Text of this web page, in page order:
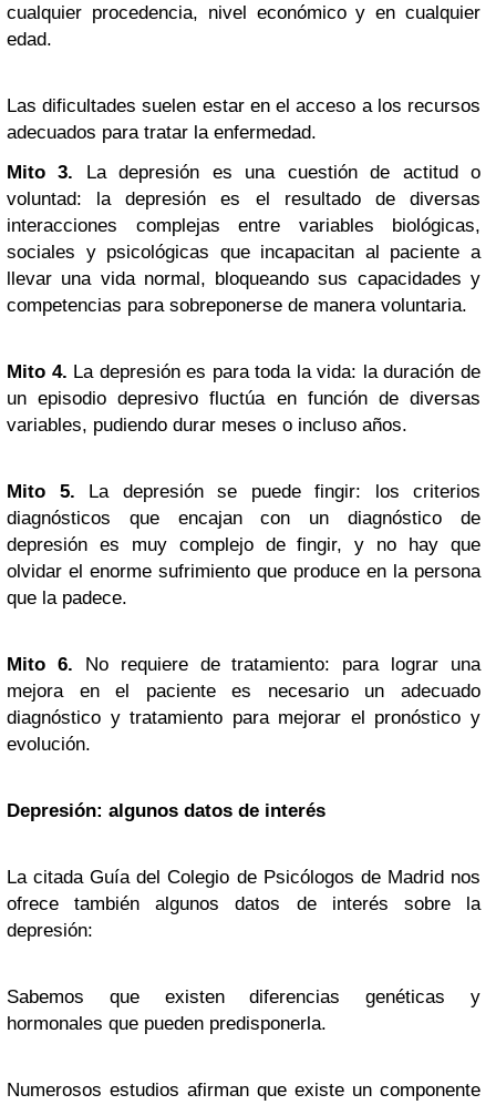
cualquier procedencia, nivel económico y en cualquier
edad.
Las dificultades suelen estar en el acceso a los recursos
adecuados para tratar la enfermedad.
Mito 3. La depresión es una cuestión de actitud o
voluntad: la depresión es el resultado de diversas
interacciones complejas entre variables biológicas,
sociales y psicológicas que incapacitan al paciente a
llevar una vida normal, bloqueando sus capacidades y
competencias para sobreponerse de manera voluntaria.
Mito 4. La depresión es para toda la vida: la duración de
un episodio depresivo fluctúa en función de diversas
variables, pudiendo durar meses o incluso años.
Mito 5. La depresión se puede fingir: los criterios
diagnósticos que encajan con un diagnóstico de
depresión es muy complejo de fingir, y no hay que
olvidar el enorme sufrimiento que produce en la persona
que la padece.
Mito 6. No requiere de tratamiento: para lograr una
mejora en el paciente es necesario un adecuado
diagnóstico y tratamiento para mejorar el pronóstico y
evolución.
Depresión: algunos datos de interés
La citada Guía del Colegio de Psicólogos de Madrid nos
ofrece también algunos datos de interés sobre la
depresión:
Sabemos que existen diferencias genéticas y
hormonales que pueden predisponerla.
Numerosos estudios afirman que existe un componente